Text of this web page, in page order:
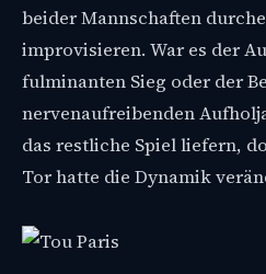
beider Mannschaften
improvisieren. War es der
fulminanten Sieg oder der
nervenaufreibenden
das restliche Spiel liefern,
Tor hatte die Dynamik